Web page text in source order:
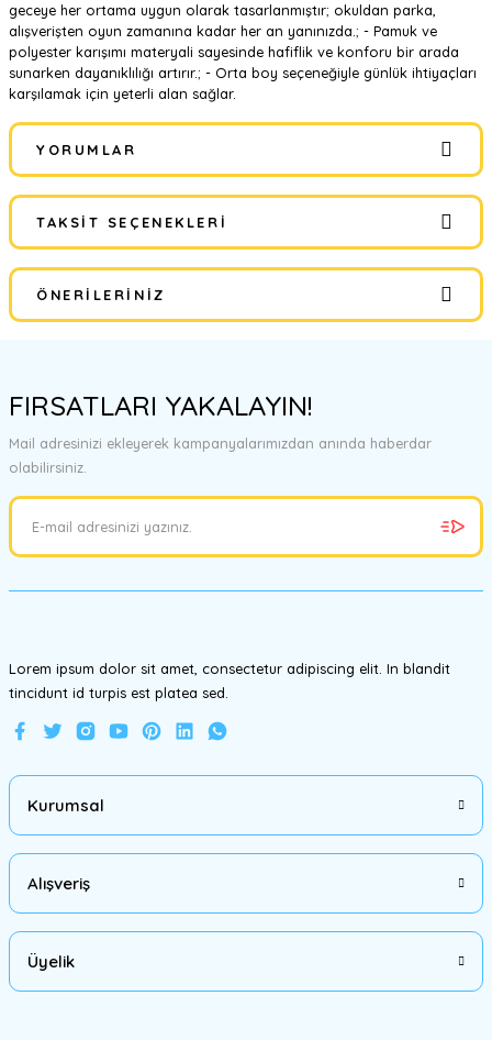
geceye her ortama uygun olarak tasarlanmıştır; okuldan parka,
alışverişten oyun zamanına kadar her an yanınızda.; - Pamuk ve
polyester karışımı materyali sayesinde hafiflik ve konforu bir arada
sunarken dayanıklılığı artırır.; - Orta boy seçeneğiyle günlük ihtiyaçları
karşılamak için yeterli alan sağlar.
YORUMLAR
Bu ürüne ilk yorumu siz yapın!
Yorum Yaz
TAKSIT SEÇENEKLERI
ÖNERILERINIZ
tarafımıza iletebilirsiniz.
Görüş ve önerileriniz için teşekkür ederiz.
Ürün resmi kalitesiz, bozuk veya görüntülenemiyor.
Ürün bilgilerinde hatalar bulunuyor.
FIRSATLARI YAKALAYIN!
Mail adresinizi ekleyerek kampanyalarımızdan anında haberdar
olabilirsiniz.
Lorem ipsum dolor sit amet, consectetur adipiscing elit. In blandit
tincidunt id turpis est platea sed.
Kurumsal
Alışveriş
Üyelik